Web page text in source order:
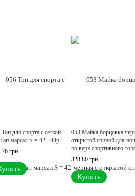
Топ для спорта с сеткой
ап марсал S = 42 - 44p
грн
053 Майка борцовка
открытой спиной для
по верх спортивного топа
328.80 грн
Купить